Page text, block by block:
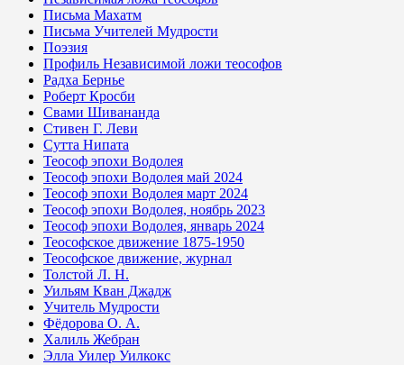
Письма Махатм
Письма Учителей Мудрости
Поэзия
Профиль Независимой ложи теософов
Радха Бернье
Роберт Кросби
Свами Шивананда
Стивен Г. Леви
Сутта Нипата
Теософ эпохи Водолея
Теософ эпохи Водолея май 2024
Теософ эпохи Водолея март 2024
Теософ эпохи Водолея, ноябрь 2023
Теософ эпохи Водолея, январь 2024
Теософское движение 1875-1950
Теософское движение, журнал
Толстой Л. Н.
Уильям Кван Джадж
Учитель Мудрости
Фёдорова О. А.
Халиль Жебран
Элла Уилер Уилкокс